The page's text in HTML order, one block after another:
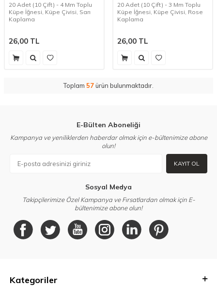
20 Adet (10 Çift) - 4 Mm Toplu
Küpe İğnesi, Küpe Çivisi, Sarı
Kaplama
26,00 TL
20 Adet (10 Çift) - 3 Mm Toplu
Küpe İğnesi, Küpe Çivisi, Rose
Kaplama
26,00 TL
Toplam 57ürün bulunmaktadır.
E-Bülten Aboneliği
Kampanya ve yeniliklerden haberdar olmak için e-bültenimize abone
olun!
KAYIT OL
Sosyal Medya
Takipçilerimize Özel Kampanya ve Fırsatlardan olmak için E-
bültenimize abone olun!
Kategoriler